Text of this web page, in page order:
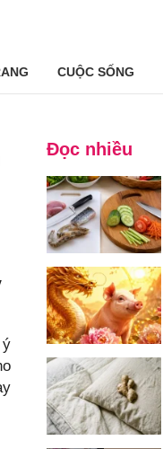
CUỘC SỐNG
ý
Đọc nhiều